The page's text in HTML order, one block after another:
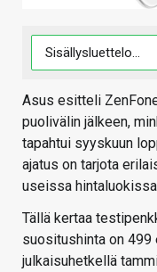
Asus esitteli
puolivälin jälkeen,
tapahtui syyskuun
ajatus on tarjota
useissa
Tällä kertaa
suositushinta on 499
julkaisuhetkellä